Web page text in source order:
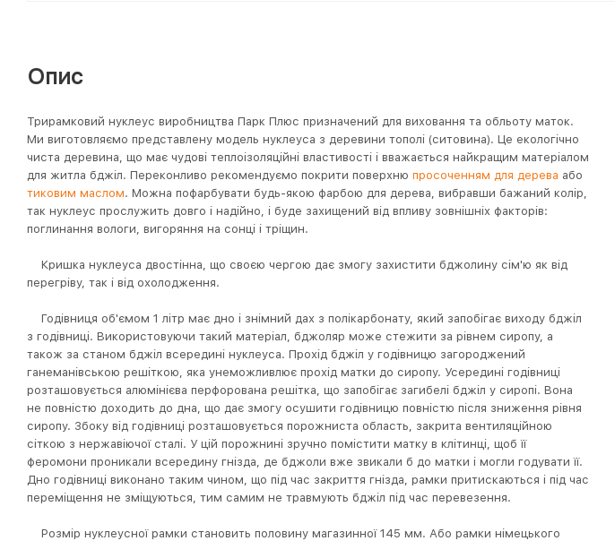
Опис
Трирамковий нуклеус виробництва Парк Плюс призначений для виховання та обльоту маток.
Ми виготовляємо представлену модель нуклеуса з деревини тополі (ситовина). Це екологічно
чиста деревина, що має чудові теплоізоляційні властивості і вважається найкращим матеріалом
для житла бджіл. Переконливо рекомендуємо покрити поверхню просоченням для дерева або
тиковим маслом. Можна пофарбувати будь-якою фарбою для дерева, вибравши бажаний колір,
так нуклеус прослужить довго і надійно, і буде захищений від впливу зовнішніх факторів:
поглинання вологи, вигоряння на сонці і тріщин.
Кришка нуклеуса двостінна, що своєю чергою дає змогу захистити бджолину сім'ю як від
перегріву, так і від охолодження.
Годівниця об'ємом 1 літр має дно і знімний дах з полікарбонату, який запобігає виходу бджіл
з годівниці. Використовуючи такий матеріал, бджоляр може стежити за рівнем сиропу, а
також за станом бджіл всередині нуклеуса. Прохід бджіл у годівницю загороджений
ганеманівською решіткою, яка унеможливлює прохід матки до сиропу. Усередині годівниці
розташовується алюмінієва перфорована решітка, що запобігає загибелі бджіл у сиропі. Вона
не повністю доходить до дна, що дає змогу осушити годівницю повністю після зниження рівня
сиропу. Збоку від годівниці розташовується порожниста область, закрита вентиляційною
сіткою з нержавіючої сталі. У цій порожнині зручно помістити матку в клітинці, щоб її
феромони проникали всередину гнізда, де бджоли вже звикали б до матки і могли годувати її.
Дно годівниці виконано таким чином, що під час закриття гнізда, рамки притискаються і під час
переміщення не зміщуються, тим самим не травмують бджіл під час перевезення.
Розмір нуклеусної рамки становить половину магазинної 145 мм. Або рамки німецького